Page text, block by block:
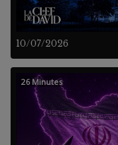
10/07/2026
26 Minutes